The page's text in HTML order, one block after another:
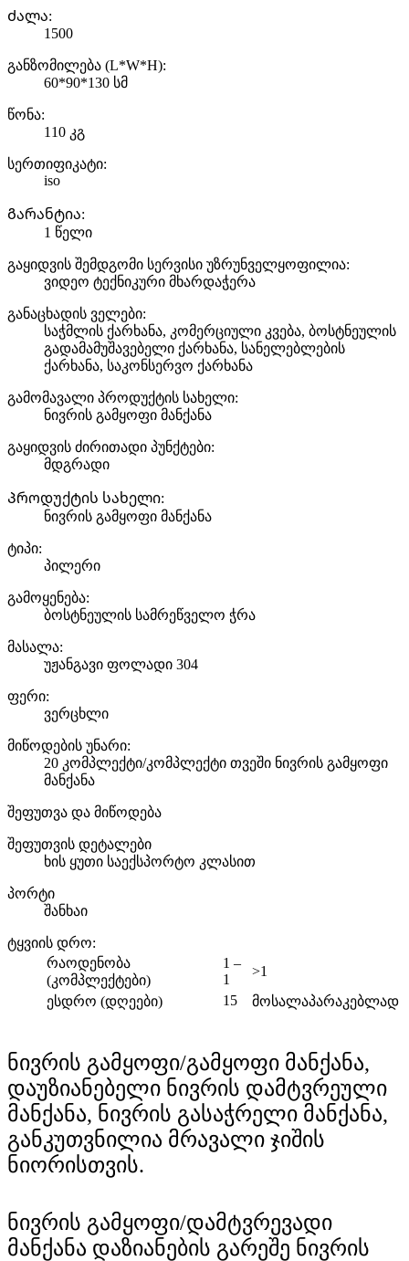
Ძალა:
1500
განზომილება (L*W*H):
60*90*130 სმ
წონა:
110 კგ
სერთიფიკატი:
iso
Გარანტია:
1 წელი
გაყიდვის შემდგომი სერვისი უზრუნველყოფილია:
ვიდეო ტექნიკური მხარდაჭერა
განაცხადის ველები:
საჭმლის ქარხანა, კომერციული კვება, ბოსტნეულის
გადამამუშავებელი ქარხანა, სანელებლების
ქარხანა, საკონსერვო ქარხანა
გამომავალი პროდუქტის სახელი:
ნივრის გამყოფი მანქანა
გაყიდვის ძირითადი პუნქტები:
მდგრადი
Პროდუქტის სახელი:
ნივრის გამყოფი მანქანა
ტიპი:
პილერი
გამოყენება:
ბოსტნეულის სამრეწველო ჭრა
მასალა:
უჟანგავი ფოლადი 304
ფერი:
ვერცხლი
მიწოდების უნარი:
20 კომპლექტი/კომპლექტი თვეში ნივრის გამყოფი
მანქანა
შეფუთვა და მიწოდება
შეფუთვის დეტალები
ხის ყუთი საექსპორტო კლასით
პორტი
შანხაი
ტყვიის დრო:
რაოდენობა
(კომპლექტები)
1 –
1
>1
ესდრო (დღეები)
15 მოსალაპარაკებლად
ნივრის გამყოფი/გამყოფი მანქანა,
დაუზიანებელი ნივრის დამტვრეული
მანქანა, ნივრის გასაჭრელი მანქანა,
განკუთვნილია მრავალი ჯიშის
ნიორისთვის.
ნივრის გამყოფი/დამტვრევადი
მანქანა დაზიანების გარეშე ნივრის